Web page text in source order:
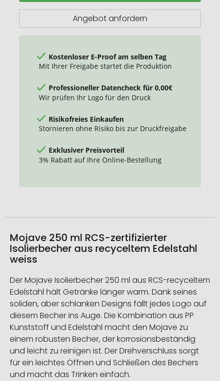
RCS-
Edelstahl
Angebot anfordern
Kostenloser E-Proof am selben Tag
Mit Ihrer Freigabe startet die Produktion
Professioneller Datencheck für 0,00€
Wir prüfen Ihr Logo für den Druck
Risikofreies Einkaufen
Stornieren ohne Risiko bis zur Druckfreigabe
Exklusiver Preisvorteil
3% Rabatt auf Ihre Online-Bestellung
Mojave 250 ml RCS-zertifizierter
Isolierbecher aus recyceltem Edelstahl
weiss
Der Mojave Isolierbecher 250 ml aus RCS-recyceltem
Edelstahl hält Getränke länger warm. Dank seines
soliden, aber schlanken Designs fällt jedes Logo auf
diesem Becher ins Auge. Die Kombination aus PP
Kunststoff und Edelstahl macht den Mojave zu
einem robusten Becher, der korrosionsbeständig
und leicht zu reinigen ist. Der Drehverschluss sorgt
für ein leichtes Öffnen und Schließen des Bechers
und macht das Trinken einfach.